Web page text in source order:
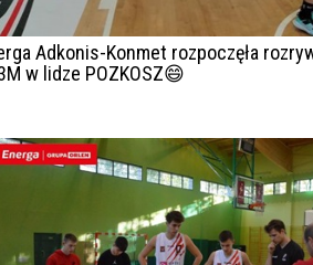
Adkonis-Konmet rozpoczęła
w lidze POZKOSZ😄